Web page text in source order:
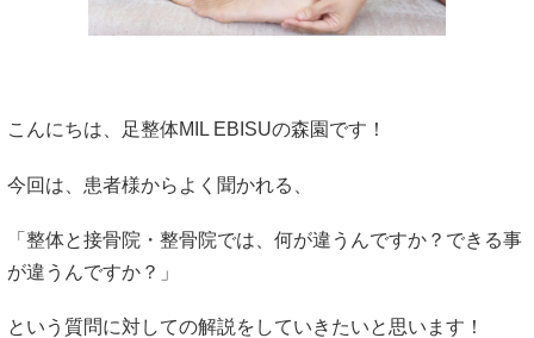
こんにちは、足整体MIL EBISUの森園です！
今回は、患者様からよく聞かれる、
「整体と接骨院・整骨院では、何が違うんですか？できる事
が違うんですか？」
という質問に対しての解説をしていきたいと思います！